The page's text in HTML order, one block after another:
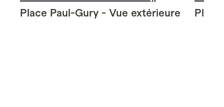
Place Paul-Gury - Vue extérieure